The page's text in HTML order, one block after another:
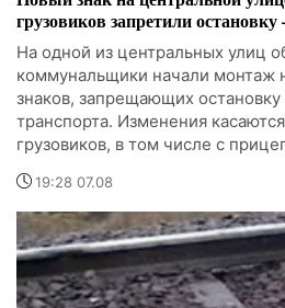
грузовиков запретили
На одной из центральных улиц
коммунальщики начали монтаж
знаков, запрещающих остановку
транспорта. Изменения
грузовиков, в том числе с
19:28 07.08